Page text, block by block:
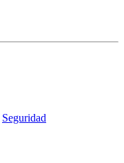
Seguridad